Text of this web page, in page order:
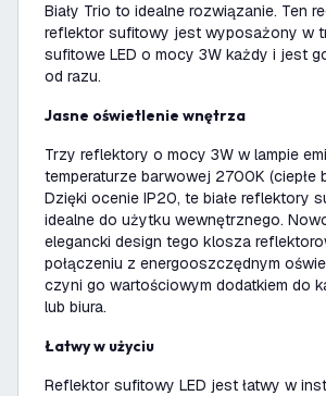
Biały Trio to idealne rozwiązanie. Ten
reflektor sufitowy jest wyposażony w
sufitowe LED o mocy 3W każdy i jest
od razu.
Jasne oświetlenie wnętrza
Trzy reflektory o mocy 3W w lampie
temperaturze barwowej 2700K (ciepłe
Dzięki ocenie IP20, te białe reflektory
idealne do użytku wewnętrznego.
elegancki design tego klosza
połączeniu z energooszczędnym
czyni go wartościowym dodatkiem do
lub biura.
Łatwy w użyciu
Reflektor sufitowy LED jest łatwy w